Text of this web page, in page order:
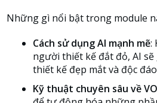
Những gì nổi bật trong module
Cách sử dụng AI mạnh mẽ:
người thiết kế đắt đỏ, AI
thiết kế đẹp mắt và độc
Kỹ thuật chuyên sâu về